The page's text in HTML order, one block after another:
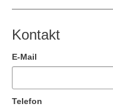
Kontakt
E-Mail
Telefon